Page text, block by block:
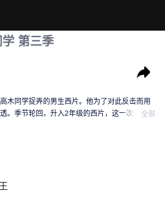
第三季
木同学捉弄的男生西片。他为了对此反击而用
。季节轮回，升入2年级的西片，这一次他是否
全部